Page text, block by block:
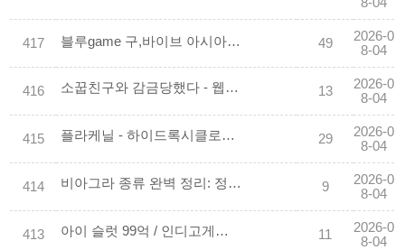
417 블루game 구,바이브 아시아 공식 에이전시❤️(indiogm.COM)❤️bluegame장프로 아이슬룟 is­lot asia 49
2026-0
8-04
416 소꿉친구와 감금당했다 - 웹툰/웹소설/만화 13
2026-0
8-04
415 플라케닐 - 하이드록시클로로퀸 200mg x 60정 (항말라리아제) 구매대행 - 러시아 약, 의약품 전문 직구 쇼핑몰 29
2026-0
8-04
414 비아그라 종류 완벽 정리: 정품, 제네릭, 시알리스, 자이데나 비교 9
2026-0
8-04
413 아이 슬럿 99억 / 인디­고게­임 (i-slotga­me) 인생을 바꿀 짹팟 게­임이 시작됩니다. 11
2026-0
8-04